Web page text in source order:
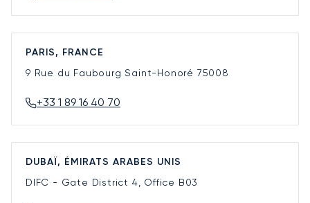
PARIS, FRANCE
9 Rue du Faubourg Saint-Honoré 75008
+33 1 89 16 40 70
DUBAÏ, ÉMIRATS ARABES UNIS
DIFC - Gate District 4, Office B03